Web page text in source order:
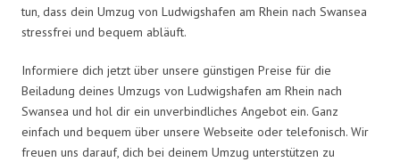
tun, dass dein Umzug von Ludwigshafen am Rhein nach Swansea
stressfrei und bequem abläuft.
Informiere dich jetzt über unsere günstigen Preise für die
Beiladung deines Umzugs von Ludwigshafen am Rhein nach
Swansea und hol dir ein unverbindliches Angebot ein. Ganz
einfach und bequem über unsere Webseite oder telefonisch. Wir
freuen uns darauf, dich bei deinem Umzug unterstützen zu